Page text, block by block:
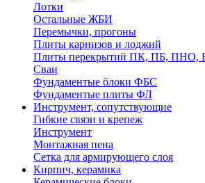
Лотки
Остальные ЖБИ
Перемычки, прогоны
Плиты карнизов и лоджий
Плиты перекрытий ПК, ПБ, ПНО,
Сваи
Фундаментые блоки ФБС
Фундаментые плиты ФЛ
Инструмент, сопутствующие
Гибкие связи и крепеж
Инструмент
Монтажная пена
Сетка для армирующего слоя
Кирпич, керамика